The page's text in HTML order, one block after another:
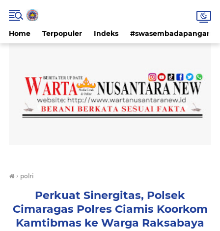
Home Terpopuler Indeks #swasembadapangan
› polri
Perkuat Sinergitas, Polsek
Cimaragas Polres Ciamis Koorkom
Kamtibmas ke Warga Raksabaya